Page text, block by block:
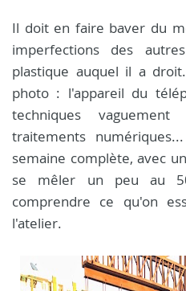
Il doit en faire baver du
imperfections des
plastique auquel il a
photo : l'appareil du
techniques
traitements
semaine complète, avec
se mêler un peu au
comprendre ce qu'on
l'atelier.